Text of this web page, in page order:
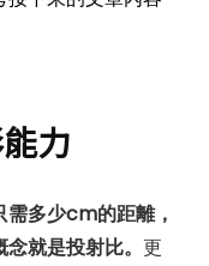
力
需多少cm的距離，
就是投射比。 更